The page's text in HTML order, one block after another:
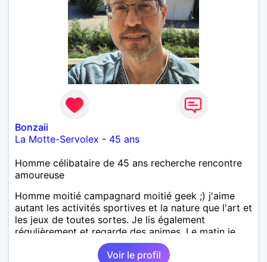
Bonzaii
La Motte-Servolex - 45 ans
Homme célibataire de 45 ans recherche rencontre
amoureuse
Homme moitié campagnard moitié geek ;) j'aime
autant les activités sportives et la nature que l'art et
les jeux de toutes sortes. Je lis également
régulièrement et regarde des animes. Le matin je
travaille en grande distrib et l'après midi je suis
illustrateur freelance (en tentative de reconversion!).
Voir le profil